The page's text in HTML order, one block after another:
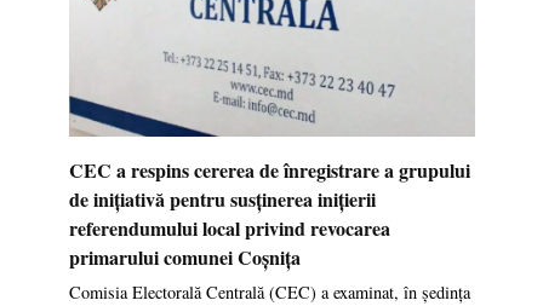
CEC a respins cererea de înregistrare a grupului
de inițiativă pentru susținerea inițierii
referendumului local privind revocarea
primarului comunei Coșnița
Comisia Electorală Centrală (CEC) a examinat, în ședința